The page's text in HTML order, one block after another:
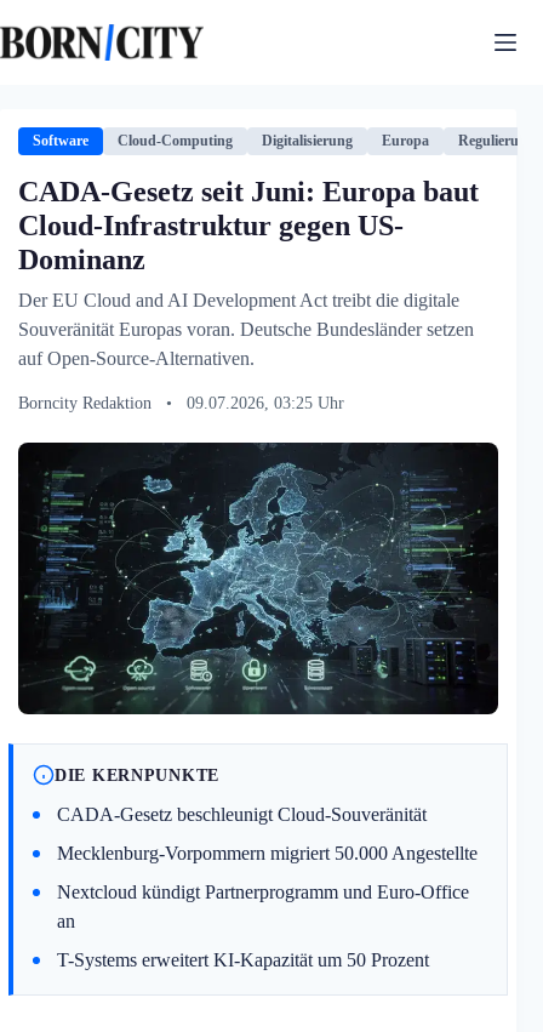
Inhalt
springen
Software Cloud-Computing Digitalisierung Europa Regulierung
CADA-Gesetz seit Juni: Europa baut
Cloud-Infrastruktur gegen US-
Dominanz
Der EU Cloud and AI Development Act treibt die digitale
Souveränität Europas voran. Deutsche Bundesländer setzen
auf Open-Source-Alternativen.
Borncity Redaktion • 09.07.2026, 03:25 Uhr
DIE KERNPUNKTE
CADA-Gesetz beschleunigt Cloud-Souveränität
Mecklenburg-Vorpommern migriert 50.000 Angestellte
Nextcloud kündigt Partnerprogramm und Euro-Office
an
T-Systems erweitert KI-Kapazität um 50 Prozent